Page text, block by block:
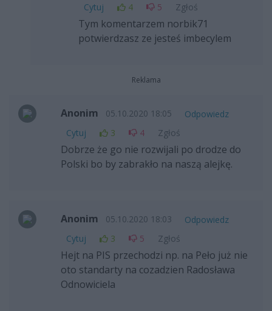
Cytuj
4 5 Zgłoś
Tym komentarzem norbik71
potwierdzasz ze jesteś imbecylem
Reklama
Anonim 05.10.2020 18:05
Odpowiedz
Cytuj
3 4 Zgłoś
Dobrze że go nie rozwijali po drodze do
Polski bo by zabrakło na naszą alejkę.
Anonim 05.10.2020 18:03
Odpowiedz
Cytuj
3 5 Zgłoś
Hejt na PIS przechodzi np. na Peło już nie
oto standarty na cozadzien Radosława
Odnowiciela